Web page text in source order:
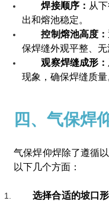
焊接顺序： 从
出和熔池稳定。
控制熔池高度：
保焊缝外观平整、无
观察焊缝成形：
现象，确保焊缝质量
四、气保焊
气保焊仰焊除了遵循
以下几个方面：
选择合适的坡口